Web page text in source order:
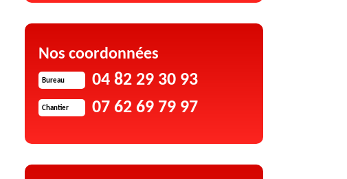
Nos coordonnées
Bureau 04 82 29 30 93
Chantier 07 62 69 79 97